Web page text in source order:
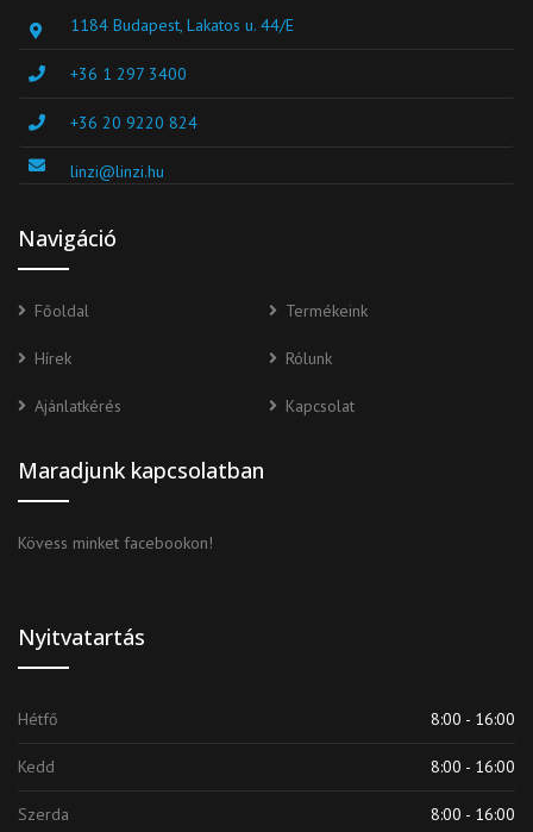
1184 Budapest, Lakatos u. 44/E
+36 1 297 3400
+36 20 9220 824
linzi@linzi.hu
Navigáció
Főoldal Termékeink
Hírek Rólunk
Ajánlatkérés Kapcsolat
Maradjunk kapcsolatban
Kövess minket facebookon!
Nyitvatartás
Hétfő 8:00 - 16:00
Kedd 8:00 - 16:00
Szerda 8:00 - 16:00